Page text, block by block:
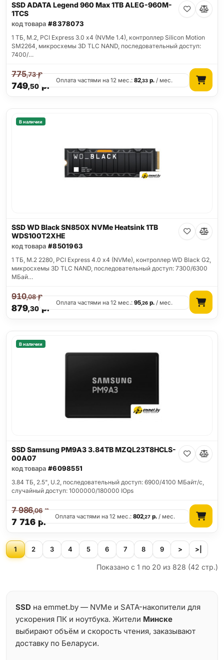
SSD ADATA Legend 960 Max 1TB ALEG-960M-
1TCS
код товара #8378073
1 ТБ, M.2, PCI Express 3.0 x4 (NVMe 1.4), контроллер Silicon Motion
SM2264, микросхемы 3D TLC NAND, последовательный доступ:
7400/…
749,50р.
775,73р.
Оплата частями на 12 мес.:82,33 р. / мес.
В наличии
SSD WD Black SN850X NVMe Heatsink 1TB
WDS100T2XHE
код товара #8501963
1 ТБ, M.2 2280, PCI Express 4.0 x4 (NVMe), контроллер WD Black G2,
микросхемы 3D TLC NAND, последовательный доступ: 7300/6300
МБай…
879,30р.
910,08р.
Оплата частями на 12 мес.:95,26 р. / мес.
В наличии
SSD Samsung PM9A3 3.84TB MZQL23T8HCLS-
00A07
код товара #6098551
3.84 ТБ, 2.5", U.2, последовательный доступ: 6900/4100 МБайт/с,
случайный доступ: 1000000/180000 IOps
7 716 р.
7 986,06р.
Оплата частями на 12 мес.:802,27 р. / мес.
1 2 3 4 5 6 7 8 9 > >|
Показано с 1 по 20 из 828 (42 стр.)
SSD на emmet.by — NVMe и SATA-накопители для
ускорения ПК и ноутбука. Жители Минске
выбирают объём и скорость чтения, заказывают
доставку по Беларуси.